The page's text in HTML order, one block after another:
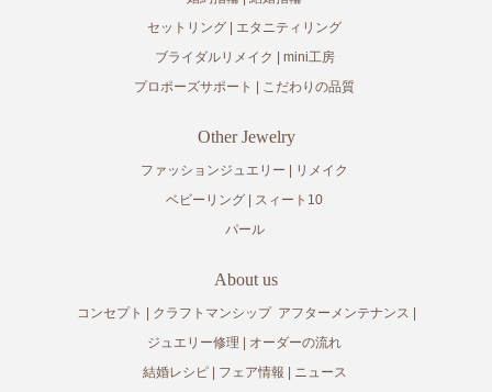
セットリング
エタニティリング
ブライダルリメイク
mini工房
プロポーズサポート
こだわりの品質
Other Jewelry
ファッションジュエリー
リメイク
ベビーリング
スィート10
パール
About us
コンセプト クラフトマンシップ アフターメンテナンス
ジュエリー修理
オーダーの流れ
結婚レシピ
フェア情報
ニュース